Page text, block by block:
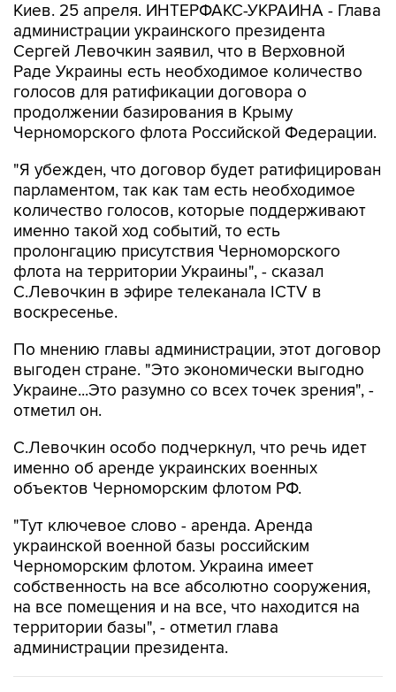
Киев. 25 апреля. ИНТЕРФАКС-УКРАИНА - Глава
администрации украинского президента
Сергей Левочкин заявил, что в Верховной
Раде Украины есть необходимое количество
голосов для ратификации договора о
продолжении базирования в Крыму
Черноморского флота Российской Федерации.
"Я убежден, что договор будет ратифицирован
парламентом, так как там есть необходимое
количество голосов, которые поддерживают
именно такой ход событий, то есть
пролонгацию присутствия Черноморского
флота на территории Украины", - сказал
С.Левочкин в эфире телеканала ICTV в
воскресенье.
По мнению главы администрации, этот договор
выгоден стране. "Это экономически выгодно
Украине...Это разумно со всех точек зрения", -
отметил он.
С.Левочкин особо подчеркнул, что речь идет
именно об аренде украинских военных
объектов Черноморским флотом РФ.
"Тут ключевое слово - аренда. Аренда
украинской военной базы российским
Черноморским флотом. Украина имеет
собственность на все абсолютно сооружения,
на все помещения и на все, что находится на
территории базы", - отметил глава
администрации президента.